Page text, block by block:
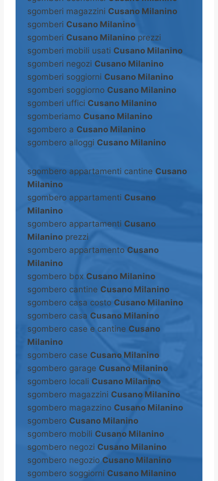
sgomberi magazzini Cusano Milanino
sgomberi Cusano Milanino
sgomberi Cusano Milanino prezzi
sgomberi mobili usati Cusano Milanino
sgomberi negozi Cusano Milanino
sgomberi soggiorni Cusano Milanino
sgomberi soggiorno Cusano Milanino
sgomberi uffici Cusano Milanino
sgomberiamo Cusano Milanino
sgombero a Cusano Milanino
sgombero alloggi Cusano Milanino
sgombero appartamenti cantine Cusano
Milanino
sgombero appartamenti Cusano
Milanino
sgombero appartamenti Cusano
Milanino prezzi
sgombero appartamento Cusano
Milanino
sgombero box Cusano Milanino
sgombero cantine Cusano Milanino
sgombero casa costo Cusano Milanino
sgombero casa Cusano Milanino
sgombero case e cantine Cusano
Milanino
sgombero case Cusano Milanino
sgombero garage Cusano Milanino
sgombero locali Cusano Milanino
sgombero magazzini Cusano Milanino
sgombero magazzino Cusano Milanino
sgombero Cusano Milanino
sgombero mobili Cusano Milanino
sgombero negozi Cusano Milanino
sgombero negozio Cusano Milanino
sgombero soggiorni Cusano Milanino